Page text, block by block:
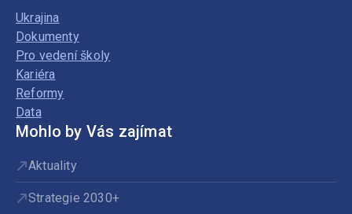
Ukrajina
Dokumenty
Pro vedení školy
Kariéra
Reformy
Data
Mohlo by Vás zajímat
Aktuality
Strategie 2030+